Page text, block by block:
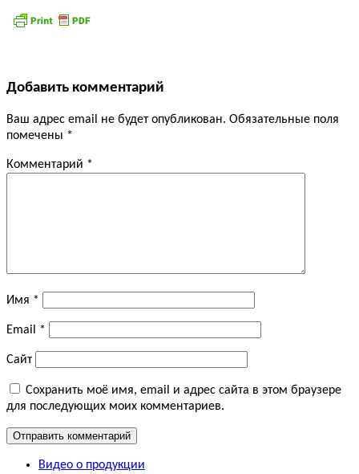
Добавить комментарий
Ваш адрес email не будет опубликован. Обязательные поля
помечены *
Комментарий *
Имя *
Email *
Сайт
Сохранить моё имя, email и адрес сайта в этом браузере
для последующих моих комментариев.
Видео о продукции